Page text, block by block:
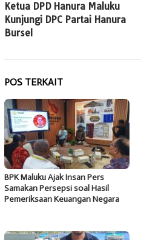
pos
Ketua DPD Hanura Maluku
Kunjungi DPC Partai Hanura
Bursel
POS TERKAIT
BPK Maluku Ajak Insan Pers
Samakan Persepsi soal Hasil
Pemeriksaan Keuangan Negara